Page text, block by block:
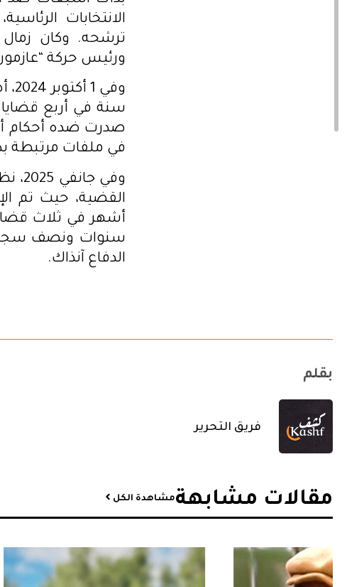
الانتخابات
ترشحه. وكان زمال
ورئيس حركة “عازمون” قبل
سنة في أربع
صدرت ضده أحكام
في ملفات مرتبطة
وفي
القضية، حيث تم
أشهر في ثلاث
سنوات ونصف سجن
الدفاع آنذاك.
بقلم
فريق التحرير
مقالات مشابهة​مشاهدة الكل